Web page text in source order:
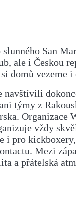
San
ale i Českou
domů vezeme i
navštívili
týmy z
Organizace
vždy
i pro
Mezi
a přátelská